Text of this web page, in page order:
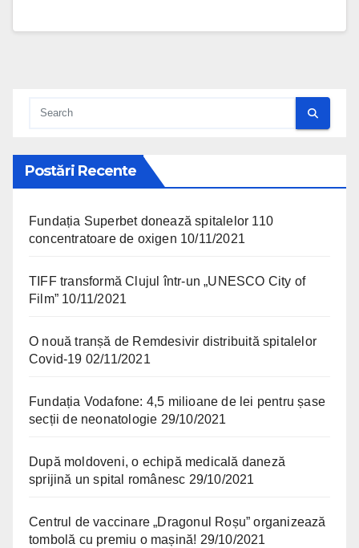
Postări Recente
Fundația Superbet donează spitalelor 110
concentratoare de oxigen 10/11/2021
TIFF transformă Clujul într-un „UNESCO City of
Film” 10/11/2021
O nouă tranșă de Remdesivir distribuită spitalelor
Covid-19 02/11/2021
Fundația Vodafone: 4,5 milioane de lei pentru șase
secții de neonatologie 29/10/2021
După moldoveni, o echipă medicală daneză
sprijină un spital românesc 29/10/2021
Centrul de vaccinare „Dragonul Roșu” organizează
tombolă cu premiu o mașină! 29/10/2021